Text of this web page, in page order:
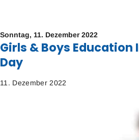
Sonntag, 11. Dezember 2022
Girls & Boys
Day
11. Dezember 2022